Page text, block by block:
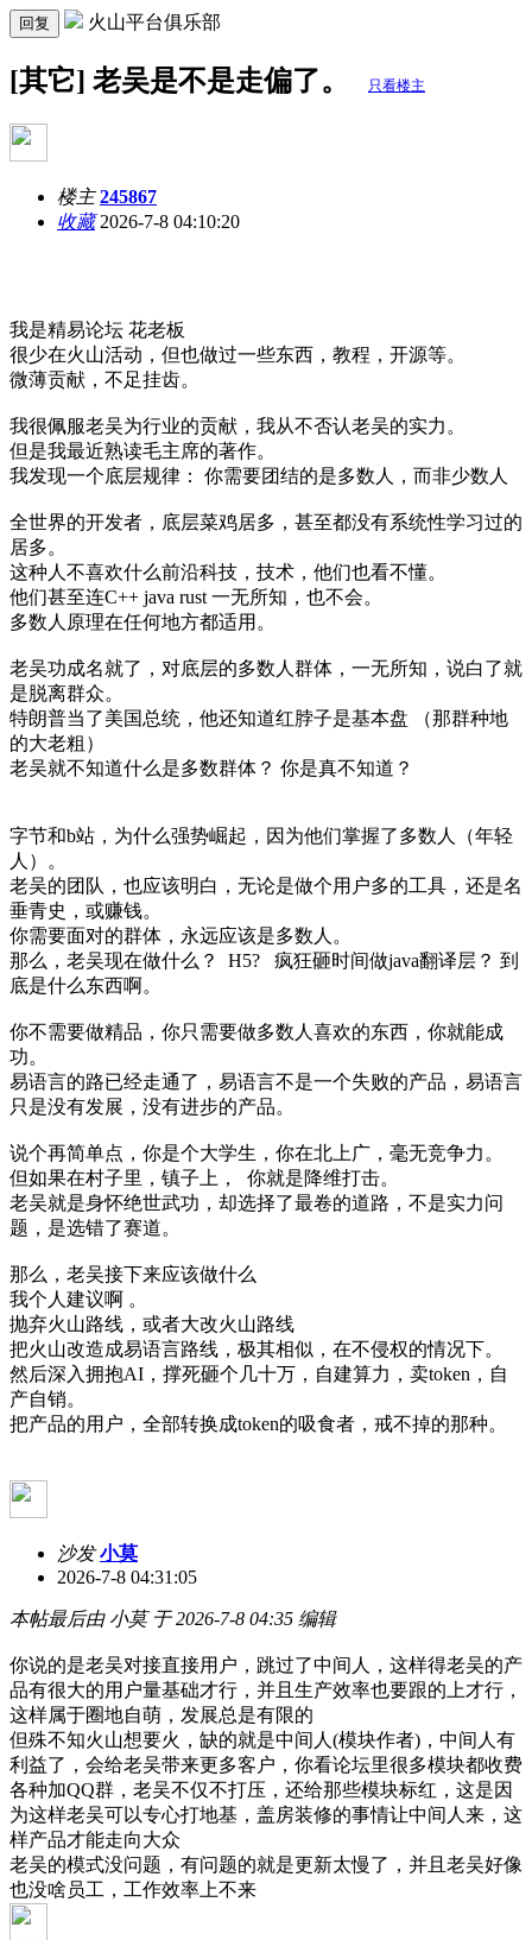
回复 火山平台俱乐部
[其它] 老吴是不是走偏了。 只看楼主
楼主 245867
收藏2026-7-8 04:10:20
我是精易论坛 花老板
很少在火山活动，但也做过一些东西，教程，开源等。
微薄贡献，不足挂齿。
我很佩服老吴为行业的贡献，我从不否认老吴的实力。
但是我最近熟读毛主席的著作。
我发现一个底层规律： 你需要团结的是多数人，而非少数人
全世界的开发者，底层菜鸡居多，甚至都没有系统性学习过的
居多。
这种人不喜欢什么前沿科技，技术，他们也看不懂。
他们甚至连C++ java rust 一无所知，也不会。
多数人原理在任何地方都适用。
老吴功成名就了，对底层的多数人群体，一无所知，说白了就
是脱离群众。
特朗普当了美国总统，他还知道红脖子是基本盘 （那群种地
的大老粗）
老吴就不知道什么是多数群体？ 你是真不知道？
字节和b站，为什么强势崛起，因为他们掌握了多数人（年轻
人）。
老吴的团队，也应该明白，无论是做个用户多的工具，还是名
垂青史，或赚钱。
你需要面对的群体，永远应该是多数人。
那么，老吴现在做什么？ H5? 疯狂砸时间做java翻译层？ 到
底是什么东西啊。
你不需要做精品，你只需要做多数人喜欢的东西，你就能成
功。
易语言的路已经走通了，易语言不是一个失败的产品，易语言
只是没有发展，没有进步的产品。
说个再简单点，你是个大学生，你在北上广，毫无竞争力。
但如果在村子里，镇子上， 你就是降维打击。
老吴就是身怀绝世武功，却选择了最卷的道路，不是实力问
题，是选错了赛道。
那么，老吴接下来应该做什么
我个人建议啊 。
抛弃火山路线，或者大改火山路线
把火山改造成易语言路线，极其相似，在不侵权的情况下。
然后深入拥抱AI，撑死砸个几十万，自建算力，卖token，自
产自销。
把产品的用户，全部转换成token的吸食者，戒不掉的那种。
沙发 小莫
2026-7-8 04:31:05
本帖最后由 小莫 于 2026-7-8 04:35 编辑
你说的是老吴对接直接用户，跳过了中间人，这样得老吴的产
品有很大的用户量基础才行，并且生产效率也要跟的上才行，
这样属于圈地自萌，发展总是有限的
但殊不知火山想要火，缺的就是中间人(模块作者)，中间人有
利益了，会给老吴带来更多客户，你看论坛里很多模块都收费
各种加QQ群，老吴不仅不打压，还给那些模块标红，这是因
为这样老吴可以专心打地基，盖房装修的事情让中间人来，这
样产品才能走向大众
老吴的模式没问题，有问题的就是更新太慢了，并且老吴好像
也没啥员工，工作效率上不来